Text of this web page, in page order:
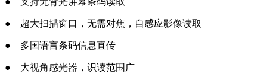
● 超大扫描窗口，无需对焦，自感应影像读取
● 多国语言条码信息直传
● 大视角感光器，识读范围广